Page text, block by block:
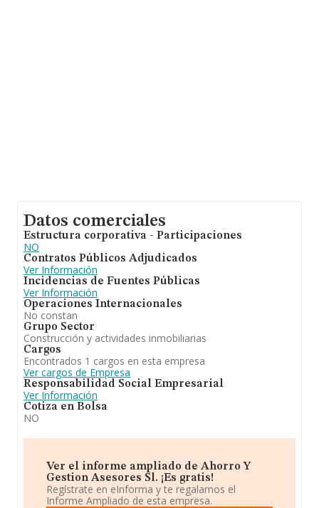
Datos comerciales
Estructura corporativa - Participaciones
NO
Contratos Públicos Adjudicados
Ver Información
Incidencias de Fuentes Públicas
Ver Información
Operaciones Internacionales
No constan
Grupo Sector
Construcción y actividades inmobiliarias
Cargos
Encontrados 1 cargos en esta empresa
Ver cargos de Empresa
Responsabilidad Social Empresarial
Ver Información
Cotiza en Bolsa
NO
Ver el informe ampliado de Ahorro Y
Gestion Asesores Sl. ¡Es gratis!
Regístrate en eInforma y te regalamos el
Informe Ampliado de esta empresa.